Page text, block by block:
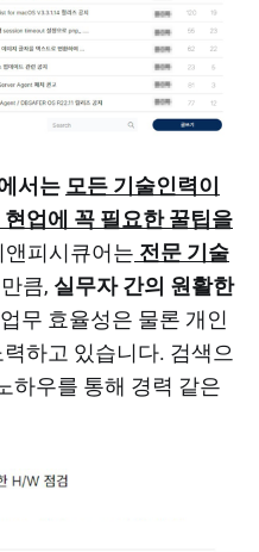
서는 모든 기술인력이
업에 꼭 필요한 꿀팁을
피시큐어는 전문 기술
큼, 실무자 간의 원활한
무 효율성은 물론 개인
하고 있습니다. 검색으
하우를 통해 경력 같은